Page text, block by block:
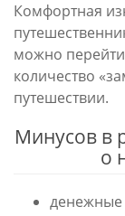
Комфортная
можно
количество
путешествии.
Минусов в
о
денежные